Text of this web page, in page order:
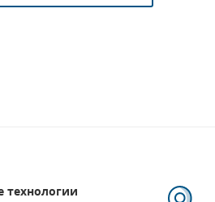
технологии